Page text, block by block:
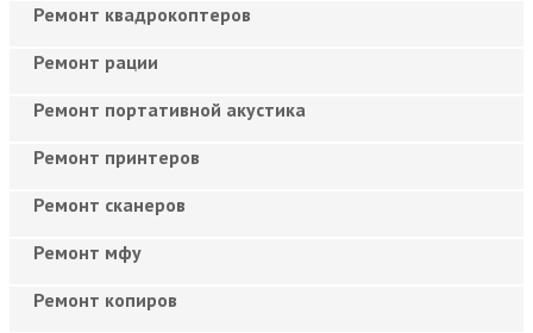
Ремонт квадрокоптеров
Ремонт рации
Ремонт портативной акустика
Ремонт принтеров
Ремонт сканеров
Ремонт мфу
Ремонт копиров